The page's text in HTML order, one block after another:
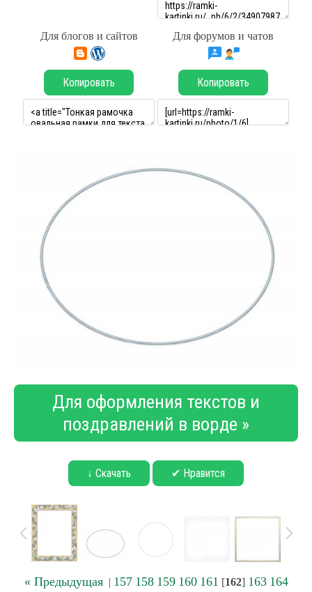
Для блогов и сайтов Для форумов и чатов
Копировать Копировать
Для оформления текстов и
поздравлений в ворде »
↓ Скачать ✔ Нравится
« Предыдущая| 157 158 159 160 161 [162] 163 164